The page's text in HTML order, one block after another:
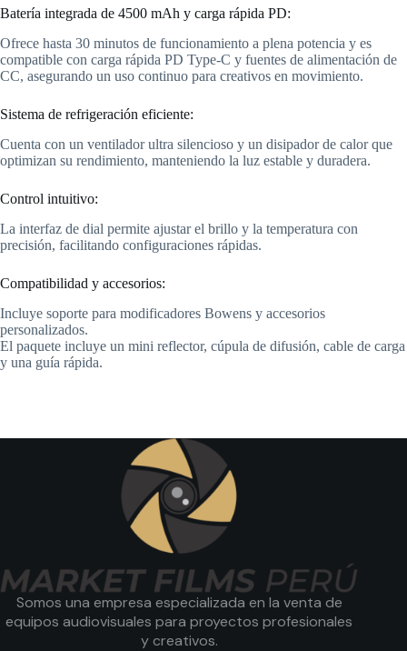
Batería integrada de 4500 mAh y carga rápida PD:
Ofrece hasta 30 minutos de funcionamiento a plena potencia y es
compatible con carga rápida PD Type-C y fuentes de alimentación de
CC, asegurando un uso continuo para creativos en movimiento.
Sistema de refrigeración eficiente:
Cuenta con un ventilador ultra silencioso y un disipador de calor que
optimizan su rendimiento, manteniendo la luz estable y duradera.
Control intuitivo:
La interfaz de dial permite ajustar el brillo y la temperatura con
precisión, facilitando configuraciones rápidas.
Compatibilidad y accesorios:
Incluye soporte para modificadores Bowens y accesorios
personalizados.
El paquete incluye un mini reflector, cúpula de difusión, cable de carga
y una guía rápida.
Somos una empresa especializada en la venta de
equipos audiovisuales para proyectos profesionales
y creativos.